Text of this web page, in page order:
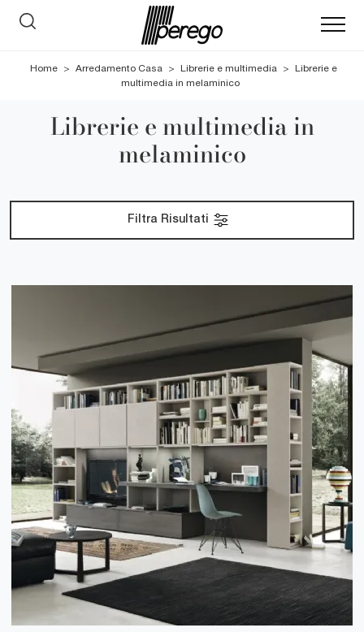
Home > Arredamento Casa > Librerie e multimedia > Librerie e
multimedia in melaminico
Librerie e multimedia in
melaminico
Filtra Risultati